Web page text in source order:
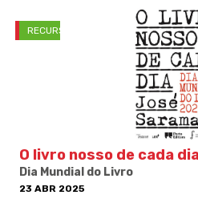
RECURSOS PNL
O livro nosso de cada
Dia Mundial do Livro
23 ABR 2025